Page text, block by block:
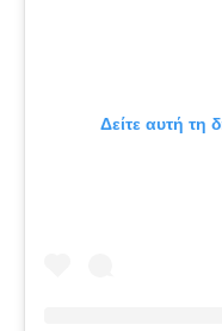
Δείτε αυτή τη